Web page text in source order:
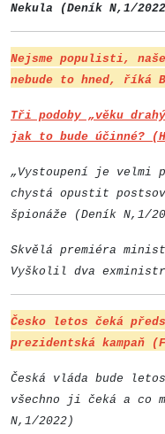
Nekula (Deník N,1/
Nejsme populisti,
nebude to hned, říká
Tři podoby „věku
jak to bude účinné?
„Vystoupení je velmi
chystá opustit
špionáže (Deník N,1/
Skvělá premiéra
Vyškolil dva
Česko letos čeká
prezidentská kampaň
Česká vláda bude
všechno ji čeká a co
N,1/2022)